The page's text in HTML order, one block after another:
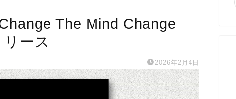
The Mind Change
ース
2026年2月4日